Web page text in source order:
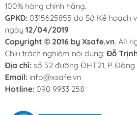
100% hàng chính hãng.
GPKD: 0315625855 do Sở Kế hoạch
ngày 12/04/2019
Copyright © 2016 by Xsafe.vn. All
Chịu trách nghiệm nội dung: Đỗ
Địa chỉ: số 52 đường ĐHT21, P.
Email: info@xsafe.vn
Hotline: 090 9933 258